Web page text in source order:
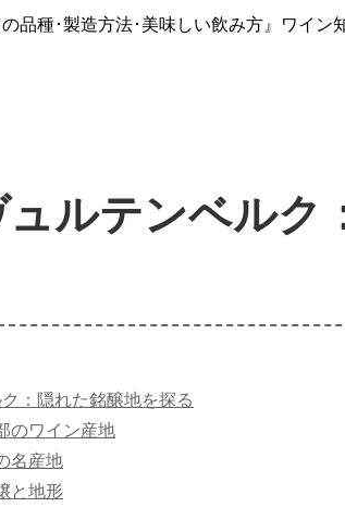
品種･製造方法･美味しい飲み方』ワイン
ュルテンベルク
：隠れた銘醸地を探る
のワイン産地
名産地
と地形